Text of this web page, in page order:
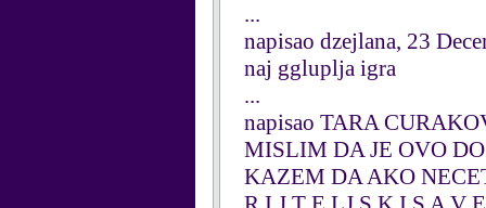
...
napisao dzejlana, 23
naj ggluplja igra
...
napisao TARA
MISLIM DA JE OVO
KAZEM DA AKO